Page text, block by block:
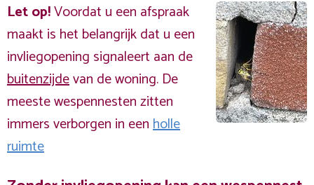
Let op!Voordat u een afspraak
maakt is het belangrijk dat u een
invliegopening signaleert aan de
buitenzijdevan de woning. De
meeste wespennesten zitten
immers verborgen in eenholle
ruimte